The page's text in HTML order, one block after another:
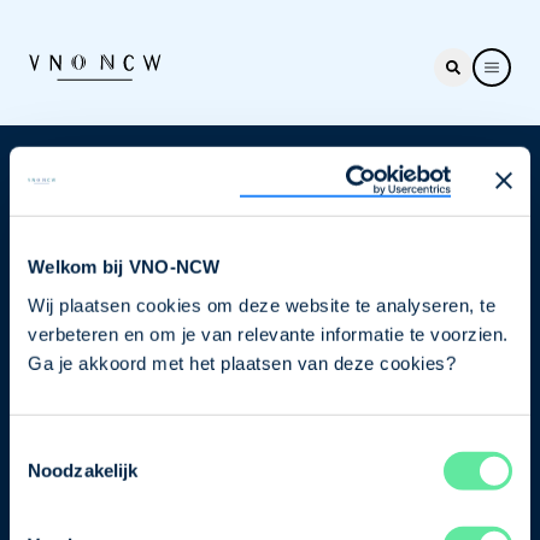
Welkom bij VNO-NCW
Wij plaatsen cookies om deze website te analyseren, te
verbeteren en om je van relevante informatie te voorzien.
Ga je akkoord met het plaatsen van deze cookies?
Noodzakelijk
Nieuwsbrief
je nu in voor de VNO-NCW nieuwsbrief.
Schrijf je in
Direct naar
Ons verhaal